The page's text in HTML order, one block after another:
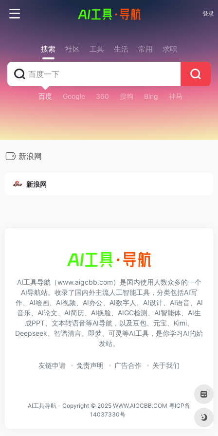
登录
搜索 社区 工具 生活 常用 求职
百度 Google 360 搜狗 Bing 神马
新浪网
新浪网
AI工具导航（www.aigcbb.com）是国内使用人数众多的一个
AI导航站。收录了国内外主流人工智能工具，分类包括AI写
作、AI绘画、AI视频、AI办公、AI数字人、AI设计、AI语音、AI
音乐、AI论文、AI简历、AI换脸、AIGC检测、AI智能体、AI生
成PPT、文本转语音等AI导航，以及豆包、元宝、Kimi、
Deepseek、智谱清言、即梦、可灵等AI工具，是你学习AI的始
发站。
友链申请 免责声明 广告合作 关于我们
AI工具导航 - Copyright © 2025 WWW.AIGCBB.COM 粤ICP备
14037330号